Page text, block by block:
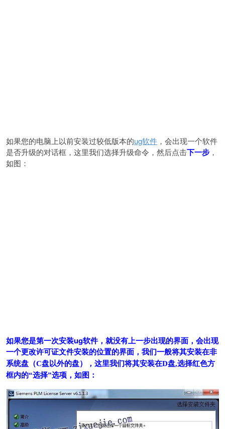
如果您的电脑上以前安装过较低版本的ug软件 ，会出现一个软件
是否升级的对话框，这里我们选择升级命令，然后点击下一步 ，
如图：
如果您是第一次安装ug软件，就没有上一步出现的界面，会出现
一个更改许可证文件安装的位置的界面，我们一般将其安装在非
系统盘（C盘以外的盘），这里我们将其安装在D盘,选择红色方
框内的“选择”选项，如图：